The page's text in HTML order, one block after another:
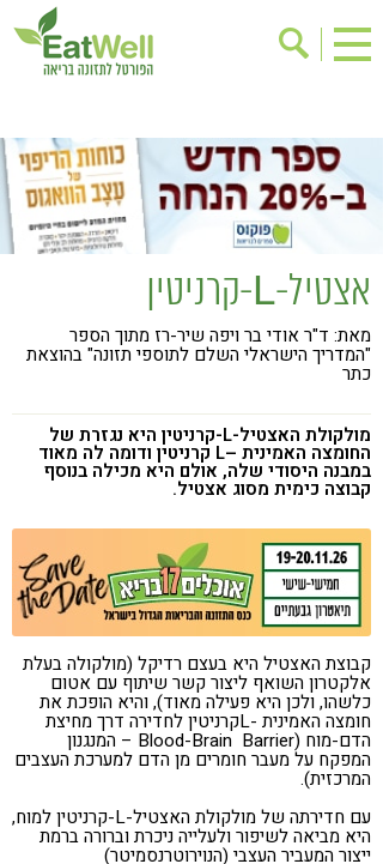
בישול בריא
אינדקס עסקים
ריפוי ומניעת מחלות
בריאות האישה
מתכוני בריאות
אירועים
שינוי תזונתי
גישות בתזונה
דיאטה
ניקוי רעלים
ילדים
תזונה וספורט
הפרעות קשב & ריכוז
אכילה רגשית
קורונה
טבעונות
אצטיל-L-קרניטין
מאת: ד"ר אודי בר ויפה שיר-רז מתוך הספר
"המדריך הישראלי השלם לתוספי תזונה" בהוצאת
כתר
מולקולת האצטיל-L-קרניטין היא נגזרת של
החומצה האמינית –L קרניטין ודומה לה מאוד
במבנה היסודי שלה, אולם היא מכילה בנוסף
קבוצה כימית מסוג אצטיל.
קבוצת האצטיל היא בעצם רדיקל (מולקולה בעלת
אלקטרון השואף ליצור קשר שיתוף עם אטום
כלשהו, ולכן היא פעילה מאוד), והיא הופכת את
חומצה האמינית -Lקרניטין לחדירה דרך מחיצת
הדם-מוח (Blood-Brain Barrier – המנגנון
המפקח על מעבר חומרים מן הדם למערכת העצבים
המרכזית).
עם חדירתה של מולקולת האצטיל-L-קרניטין למוח,
היא מביאה לשיפור ולעלייה ניכרת וברורה ברמת
ייצור המעביר העצבי (הנוירוטרנסמיטר)